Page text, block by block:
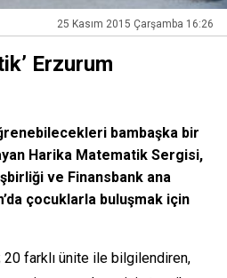
25 Kasım 2015 Çarşamba 16:26
Erzurum
bambaşka bir
Harika Matematik Sergisi,
ve Finansbank ana
çocuklarla buluşmak için
farklı ünite ile bilgilendiren,